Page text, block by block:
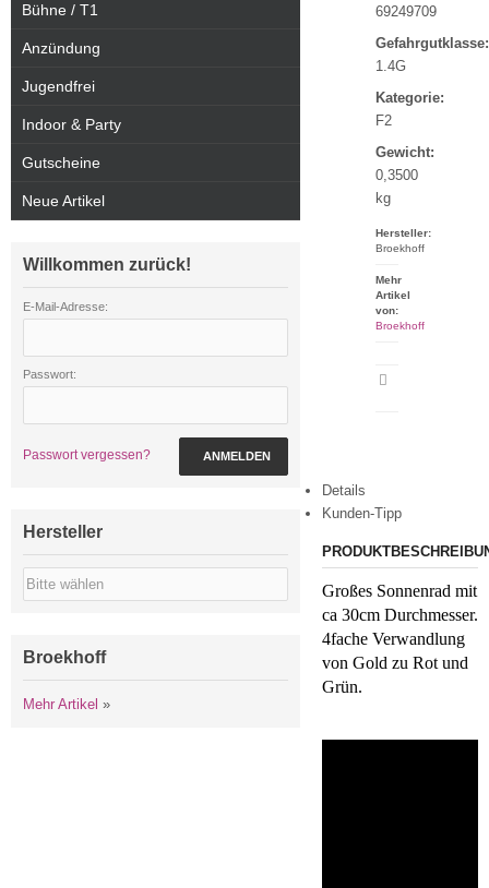
69249709
Gefahrgutklasse:
1.4G
Kategorie:
F2
Gewicht:
0,3500
kg
Hersteller:
Broekhoff
Mehr
Artikel
von:
Broekhoff
Details
Kunden-Tipp
Großes Sonnenrad mit
ca 30cm Durchmesser.
4fache Verwandlung
von Gold zu Rot und
Grün.
Bühne / T1
Anzündung
Jugendfrei
Indoor & Party
Gutscheine
Neue Artikel
Willkommen zurück!
E-Mail-Adresse:
Passwort:
Passwort vergessen? ANMELDEN
Hersteller
Broekhoff
Mehr Artikel »